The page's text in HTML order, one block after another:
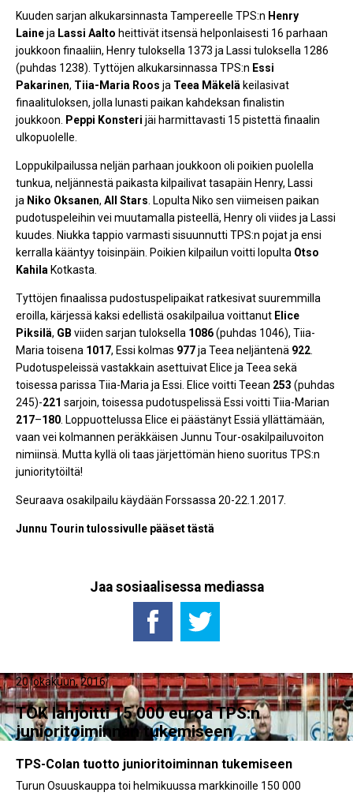
Kuuden sarjan alkukarsinnasta Tampereelle TPS:n Henry
Laineja Lassi Aalto heittivät itsensä helponlaisesti 16 parhaan
joukkoon finaaliin, Henry tuloksella 1373 ja Lassi tuloksella 1286
(puhdas 1238). Tyttöjen alkukarsinnassa TPS:n Essi
Pakarinen, Tiia-Maria Roos ja Teea Mäkelä keilasivat
finaalituloksen, jolla lunasti paikan kahdeksan finalistin
joukkoon. Peppi Konsteri jäi harmittavasti 15 pistettä finaalin
ulkopuolelle.
Loppukilpailussa neljän parhaan joukkoon oli poikien puolella
tunkua, neljännestä paikasta kilpailivat tasapäin Henry, Lassi
ja Niko Oksanen, All Stars. Lopulta Niko sen viimeisen paikan
pudotuspeleihin vei muutamalla pisteellä, Henry oli viides ja Lassi
kuudes. Niukka tappio varmasti sisuunnutti TPS:n pojat ja ensi
kerralla kääntyy toisinpäin. Poikien kilpailun voitti lopulta Otso
Kahila Kotkasta.
Tyttöjen finaalissa pudostuspelipaikat ratkesivat suuremmilla
eroilla, kärjessä kaksi edellistä osakilpailua voittanut Elice
Piksilä, GB viiden sarjan tuloksella 1086(puhdas 1046), Tiia-
Maria toisena 1017, Essi kolmas 977ja Teea neljäntenä 922.
Pudotuspeleissä vastakkain asettuivat Elice ja Teea sekä
toisessa parissa Tiia-Maria ja Essi. Elice voitti Teean 253 (puhdas
245)-221 sarjoin, toisessa pudotuspelissä Essi voitti Tiia-Marian
217–180. Loppuottelussa Elice ei päästänyt Essiä yllättämään,
vaan vei kolmannen peräkkäisen Junnu Tour-osakilpailuvoiton
nimiinsä. Mutta kyllä oli taas järjettömän hieno suoritus TPS:n
junioritytöiltä!
Seuraava osakilpailu käydään Forssassa 20-22.1.2017.
Junnu Tourin tulossivulle pääset tästä
Jaa sosiaalisessa mediassa
20 lokakuun, 2016
TOK lahjoitti 15 000 euroa TPS:n
junioritoiminnan tukemiseen
TPS-Colan tuotto junioritoiminnan tukemiseen
Turun Osuuskauppa toi helmikuussa markkinoille 150 000